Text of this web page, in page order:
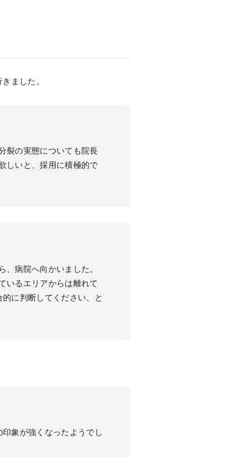
ました。
裂の実態についても院長
しいと、採用に積極的で
病院へ向かいました。
いるエリアからは離れて
に判断してください、と
象が強くなったようでし